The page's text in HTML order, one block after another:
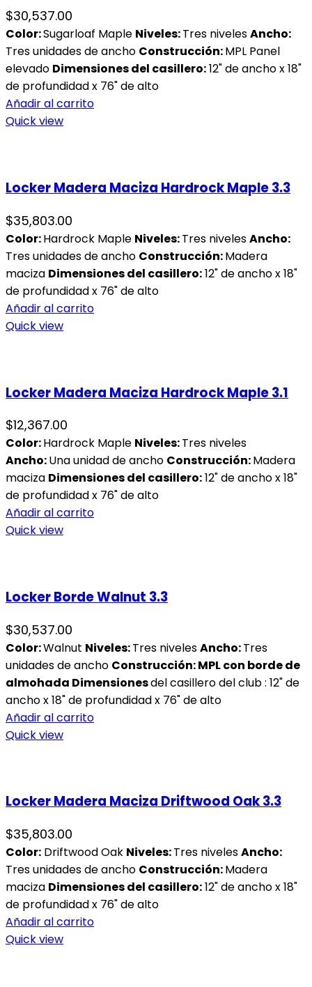
$30,537.00
Color:Sugarloaf Maple Niveles:Tres nivelesAncho:
Tres unidades de ancho Construcción:MPL Panel
elevado Dimensiones del casillero:12" de ancho x 18"
de profundidad x 76" de alto
Añadir al carrito
Quick view
Locker Madera Maciza Hardrock Maple 3.3
$35,803.00
Color:Hardrock Maple Niveles:Tres nivelesAncho:
Tres unidades de ancho Construcción:Madera
maciza Dimensiones del casillero:12" de ancho x 18"
de profundidad x 76" de alto
Añadir al carrito
Quick view
Locker Madera Maciza Hardrock Maple 3.1
$12,367.00
Color:Hardrock Maple Niveles:Tres niveles
Ancho:Una unidad de ancho Construcción:Madera
maciza Dimensiones del casillero:12" de ancho x 18"
de profundidad x 76" de alto
Añadir al carrito
Quick view
Locker Borde Walnut 3.3
$30,537.00
Color:Walnut Niveles:Tres nivelesAncho:Tres
unidades de ancho Construcción: MPL con borde de
almohada Dimensionesdel casillero del club : 12" de
ancho x 18" de profundidad x 76" de alto
Añadir al carrito
Quick view
Locker Madera Maciza Driftwood Oak 3.3
$35,803.00
Color: Driftwood Oak Niveles:Tres nivelesAncho:
Tres unidades de ancho Construcción:Madera
maciza Dimensiones del casillero:12" de ancho x 18"
de profundidad x 76" de alto
Añadir al carrito
Quick view